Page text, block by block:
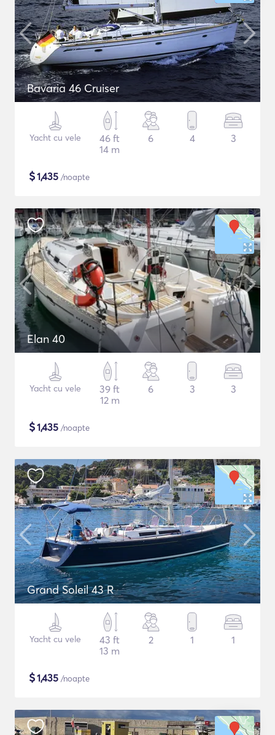
Bavaria 46 Cruiser
Yacht cu vele
46 ft
14 m
6 4 3
$1,435 /noapte
Elan 40
Yacht cu vele
39 ft
12 m
6 3 3
$1,435 /noapte
Grand Soleil 43 R
Yacht cu vele
43 ft
13 m
2 1 1
$1,435 /noapte